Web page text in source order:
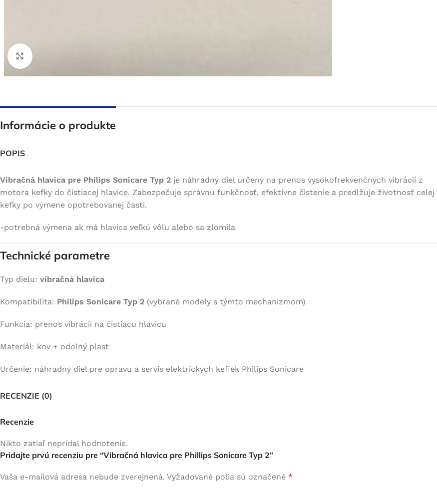
Informácie o produkte
POPIS
Vibračná hlavica pre Philips Sonicare Typ 2 je náhradný diel určený na prenos vysokofrekvenčných vibrácií z
motora kefky do čistiacej hlavice. Zabezpečuje správnu funkčnosť, efektívne čistenie a predlžuje životnosť celej
kefky po výmene opotrebovanej časti.
-potrebná výmena ak má hlavica veľkú vôľu alebo sa zlomila
Technické parametre
Typ dielu: vibračná hlavica
Kompatibilita: Philips Sonicare Typ 2 (vybrané modely s týmto mechanizmom)
Funkcia: prenos vibrácií na čistiacu hlavicu
Materiál: kov + odolný plast
Určenie: náhradný diel pre opravu a servis elektrických kefiek Philips Sonicare
RECENZIE (0)
Recenzie
Nikto zatiaľ nepridal hodnotenie.
Pridajte prvú recenziu pre “Vibračná hlavica pre Phillips Sonicare Typ 2”
Vaša e-mailová adresa nebude zverejnená. Vyžadované polia sú označené *